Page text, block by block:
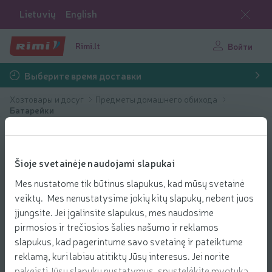
Šioje svetainėje naudojami slapukai
Mes nustatome tik būtinus slapukus, kad mūsų svetainė
veiktų. Mes nenustatysime jokių kitų slapukų, nebent juos
įjungsite. Jei įgalinsite slapukus, mes naudosime
pirmosios ir trečiosios šalies našumo ir reklamos
slapukus, kad pagerintume savo svetainę ir pateiktume
reklamą, kuri labiau atitiktų Jūsų interesus. Jei norite
Lietuvių English
Rimi.lt Войти
Выберите время доставки
Хозтовары и досуг
Предметы домашнего обихода
Батарейки